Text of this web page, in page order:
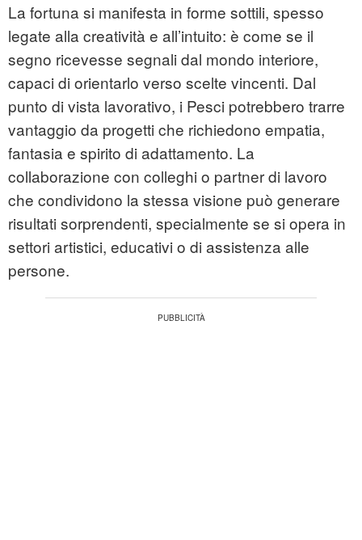
La fortuna si manifesta in forme sottili, spesso
legate alla creatività e all’intuito: è come se il
segno ricevesse segnali dal mondo interiore,
capaci di orientarlo verso scelte vincenti. Dal
punto di vista lavorativo, i Pesci potrebbero trarre
vantaggio da progetti che richiedono empatia,
fantasia e spirito di adattamento. La
collaborazione con colleghi o partner di lavoro
che condividono la stessa visione può generare
risultati sorprendenti, specialmente se si opera in
settori artistici, educativi o di assistenza alle
persone.